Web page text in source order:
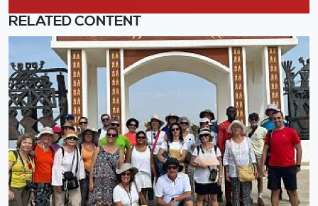
RELATED CONTENT